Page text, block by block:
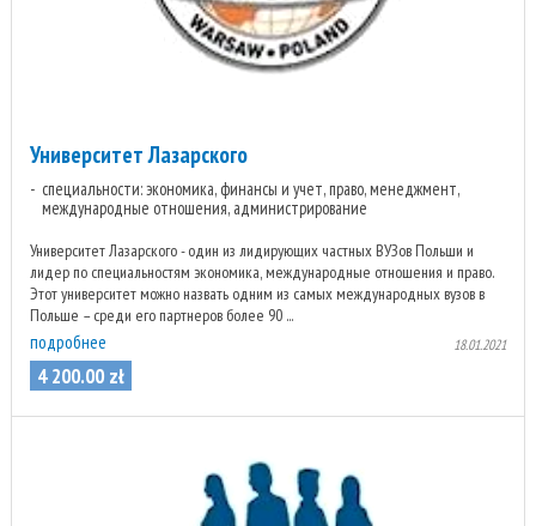
Университет Лазарского
специальности: экономика, финансы и учет, право, менеджмент,
международные отношения, администрирование
Университет Лазарского - один из лидирующих частных ВУЗов Польши и
лидер по специальностям экономика, международные отношения и право.
Этот университет можно назвать одним из самых международных вузов в
Польше – среди его партнеров более 90 ...
подробнее 18.01.2021
4 200.00 zł